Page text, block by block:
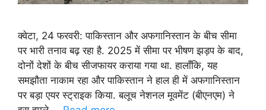
क्वेटा, 24 फरवरी: पाकिस्तान और अफगानिस्तान के बीच सीमा
पर भारी तनाव बढ़ रहा है. 2025 में सीमा पर भीषण झड़प के बाद,
दोनों देशों के बीच सीजफायर कराया गया था. हालाँकि, यह
समझौता नाकाम रहा और पाकिस्तान ने हाल ही में अफगानिस्तान
पर बड़ा एयर स्ट्राइक किया. बलूच नेशनल मूवमेंट (बीएनएम) ने